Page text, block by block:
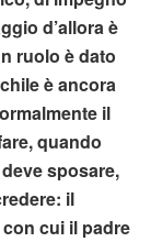
d’allora è
ruolo è dato
è ancora
il
quando
sposare,
il
cui il padre